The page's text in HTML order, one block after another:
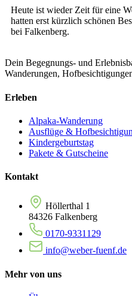
Heute ist wieder Zeit für eine
hatten erst kürzlich schönen
bei Falkenberg.
Dein Begegnungs- und
Wanderungen,
Erleben
Alpaka-Wanderung
Ausflüge &
Kindergeburtstag
Pakete & Gutscheine
Kontakt
Höllerthal 1
84326 Falkenberg
0170-9331129
info@weber-fuenf.de
Mehr von uns